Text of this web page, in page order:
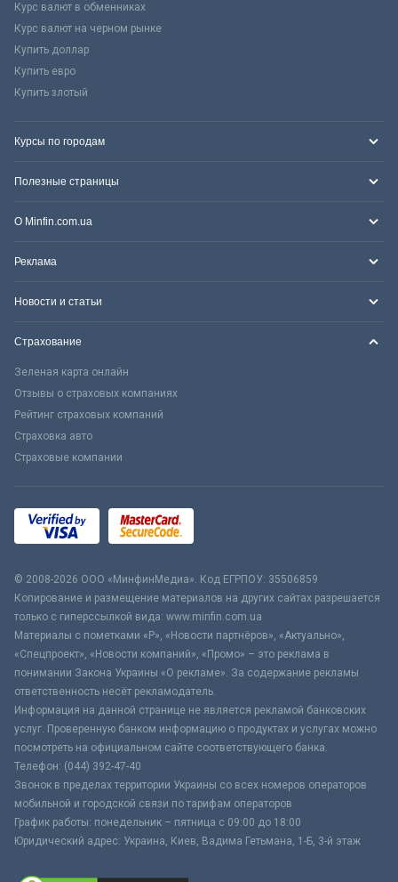
Курс валют в обменниках
Курс валют на черном рынке
Купить доллар
Купить евро
Купить злотый
Курсы по городам
Полезные страницы
О Minfin.com.ua
Реклама
Новости и статьи
Страхование
Зеленая карта онлайн
Отзывы о страховых компаниях
Рейтинг страховых компаний
Страховка авто
Страховые компании
© 2008-2026 ООО «МинфинМедиа». Код ЕГРПОУ: 35506859
Копирование и размещение материалов на других сайтах разрешается
только с гиперссылкой вида: www.minfin.com.ua
Материалы с пометками «Р», «Новости партнёров», «Актуально»,
«Спецпроект», «Новости компаний», «Промо» – это реклама в
понимании Закона Украины «О рекламе». За содержание рекламы
ответственность несёт рекламодатель.
Информация на данной странице не является рекламой банковских
услуг. Проверенную банком информацию о продуктах и услугах можно
посмотреть на официальном сайте соответствующего банка.
Телефон: (044) 392-47-40
Звонок в пределах территории Украины со всех номеров операторов
мобильной и городской связи по тарифам операторов
График работы: понедельник – пятница с 09:00 до 18:00
Юридический адрес: Украина, Киев, Вадима Гетьмана, 1-Б, 3-й этаж